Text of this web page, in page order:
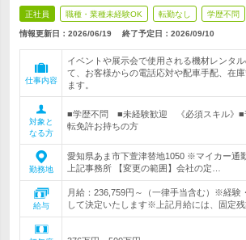
正社員 職種・業種未経験OK 転勤なし 学歴不問
情報更新日：2026/06/19 終了予定日： 2026/09/10
仕事内容
イベントや展示会で使用される機材レンタ
て、お客様からの電話応対や配車手配、在
ます。
対象と
なる方
■学歴不問 ■未経験歓迎 《必須スキル》■
転免許お持ちの方
勤務地
愛知県あま市下萱津替地1050 ※マイカー通
上記事務所 【変更の範囲】会社の定…
給与
月給：236,759円～（一律手当含む）※経験
して決定いたします※上記月給には、固定